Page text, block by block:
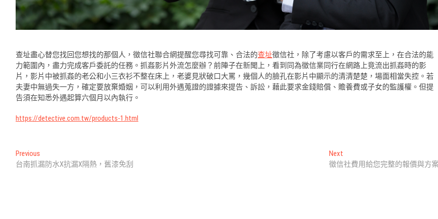
查址盡心替您找回您想找的那個人，徵信社聯合網提醒您尋找可靠、合法的查址徵信社，除了考慮以客戶的需求至上，在合法的能
力範圍內，盡力完成客戶委託的任務。抓姦影片外流怎麼辦？前陣子在新聞上，看到同為徵信業同行在網路上竟流出抓姦時的影
片，影片中被抓姦的老公和小三衣衫不整在床上，老婆見狀破口大罵，幾個人的臉孔在影片中顯示的清清楚楚，場面相當失控。若
夫妻中無過失一方，確定要放棄婚姻，可以利用外遇蒐證的證據來提告、訴訟，藉此要求金錢賠償、贍養費或子女的監護權。但提
告須在知悉外遇起算六個月以內執行。
https://detective.com.tw/products-1.html
文
章
Previous
post:
台南抓漏防水X抗漏X隔熱，舊漆免刮
Next
post:
徵信社費用給您完整的報價與方